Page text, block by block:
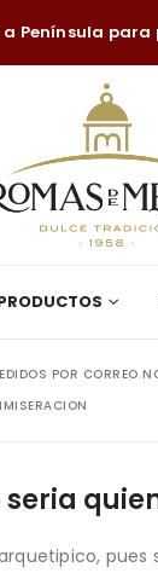
a Península para
POR CORREO